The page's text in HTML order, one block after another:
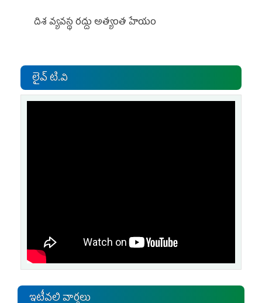
దిశ వ్యవస్థ రద్దు అత్యంత హేయం
లైవ్ టి.వి
ఇటీవలి వార్తలు